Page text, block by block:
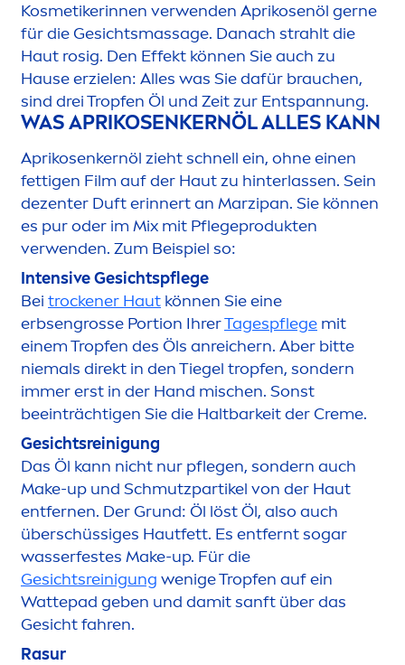
Kosmetikerinnen verwenden Aprikosenöl gerne
für die Gesichtsmassage. Danach strahlt die
Haut rosig. Den Effekt können Sie auch zu
Hause erzielen: Alles was Sie dafür brauchen,
sind drei Tropfen Öl und Zeit zur Entspannung.
WAS APRIKOSENKERNÖL ALLES KANN
Aprikosenkernöl zieht schnell ein, ohne einen
fettigen Film auf der Haut zu hinterlassen. Sein
dezenter Duft erinnert an Marzipan. Sie können
es pur oder im Mix mit Pflegeprodukten
verwenden. Zum Beispiel so:
Intensive Gesichtspflege
Bei trockener Haut können Sie eine
erbsengrosse Portion IhrerTagespflege mit
einem Tropfen des Öls anreichern. Aber bitte
niemals direkt in den Tiegel tropfen, sondern
immer erst in der Hand mischen. Sonst
beeinträchtigen Sie die Haltbarkeit der Creme.
Gesichtsreinigung
Das Öl kann nicht nur pflegen, sondern auch
Make-up und Schmutzpartikel von der Haut
entfernen. Der Grund: Öl löst Öl, also auch
überschüssiges Hautfett. Es entfernt sogar
wasserfestes Make-up. Für die
Gesichtsreinigung wenige Tropfen auf ein
Wattepad geben und damit sanft über das
Gesicht fahren.
Rasur